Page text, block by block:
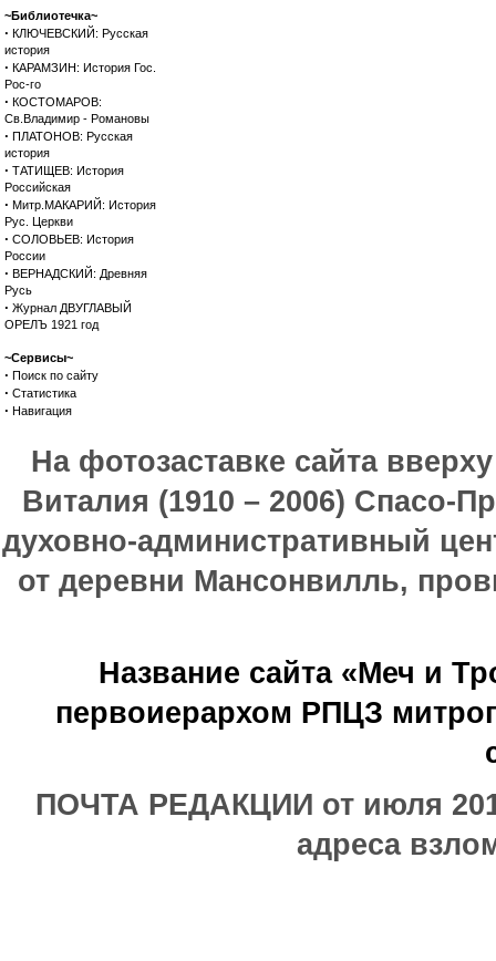
~Библиотечка~
· КЛЮЧЕВСКИЙ: Русская
история
· КАРАМЗИН: История Гос.
Рос-го
· КОСТОМАРОВ:
Св.Владимир - Романовы
· ПЛАТОНОВ: Русская
история
· ТАТИЩЕВ: История
Российская
· Митр.МАКАРИЙ: История
Рус. Церкви
· СОЛОВЬЕВ: История
России
· ВЕРНАДСКИЙ: Древняя
Русь
· Журнал ДВУГЛАВЫЙ
ОРЕЛЪ 1921 год
~Сервисы~
· Поиск по сайту
· Статистика
· Навигация
На фотозаставке сайта
Виталия (1910 – 2006) Спасо-
духовно-административный
от деревни Мансонвилль,
Название сайта «Меч и
первоиерархом РПЦЗ
ПОЧТА РЕДАКЦИИ от июля
адреса